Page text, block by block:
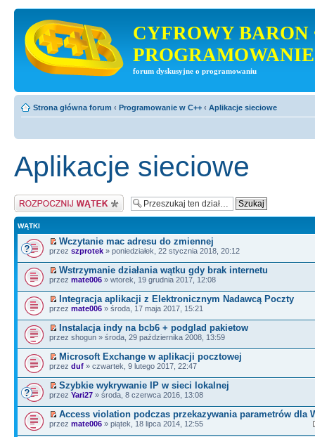
CYFROWY BARON
PROGRAMOWANIE
forum dyskusyjne o programowaniu
Strona główna forum ‹ Programowanie w C++ ‹ Aplikacje sieciowe
Aplikacje sieciowe
Napisz wątek
WĄTKI
Wczytanie mac adresu do zmiennej
przez szprotek » poniedziałek, 22 stycznia 2018, 20:12
Wstrzymanie działania wątku gdy brak internetu
przez mate006 » wtorek, 19 grudnia 2017, 12:08
Integracja aplikacji z Elektronicznym Nadawcą Poczty
przez mate006 » środa, 17 maja 2017, 15:21
Instalacja indy na bcb6 + podglad pakietow
przez shogun » środa, 29 października 2008, 13:59
Microsoft Exchange w aplikacji pocztowej
przez duf » czwartek, 9 lutego 2017, 22:47
Szybkie wykrywanie IP w sieci lokalnej
przez Yari27 » środa, 8 czerwca 2016, 13:08
Access violation podczas przekazywania parametrów dla
przez mate006 » piątek, 18 lipca 2014, 12:55